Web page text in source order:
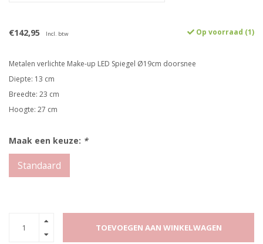
€142,95 Incl. btw Op voorraad (1)
Metalen verlichte Make-up LED Spiegel Ø19cm doorsnee
Diepte: 13 cm
Breedte: 23 cm
Hoogte: 27 cm
Maak een keuze: *
Standaard
TOEVOEGEN AAN WINKELWAGEN